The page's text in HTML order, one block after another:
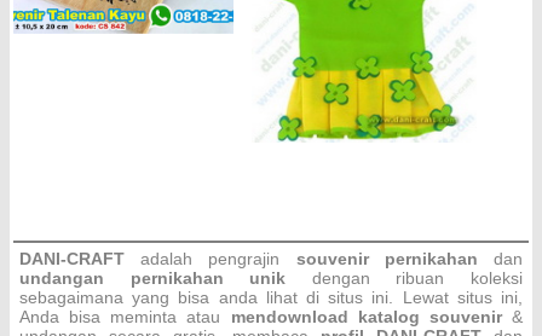
DANI-CRAFTadalah pengrajin souvenir pernikahandan
undangan pernikahan unik dengan ribuan koleksi
sebagaimana yang bisa anda lihat di situs ini. Lewat situs ini,
Anda bisa meminta atau mendownload katalog souvenir&